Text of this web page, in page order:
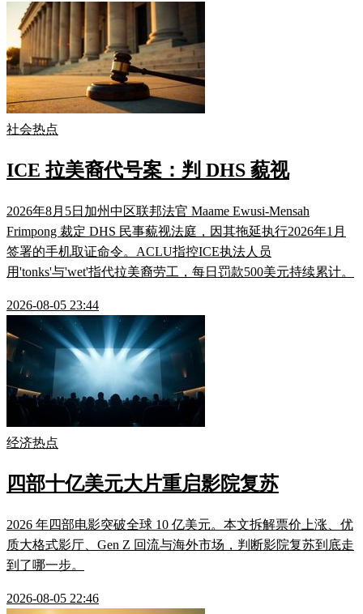
社会热点
ICE 拉美裔代号案：判 DHS 藐视
2026年8月5日加州中区联邦法官 Maame Ewusi-Mensah
Frimpong 裁定 DHS 民事藐视法庭，因其拖延执行2026年1月
签署的手机取证命令。ACLU指控ICE执法人员
用'tonks'与'wet'指代拉美裔劳工，每日罚款500美元持续累计。
2026-08-05 23:44
经济热点
四部十亿美元大片重启影院复苏
2026 年四部电影突破全球 10 亿美元。本文拆解票价上涨、优
质大格式影厅、Gen Z 回流与海外市场，判断影院复苏到底走
到了哪一步。
2026-08-05 22:46